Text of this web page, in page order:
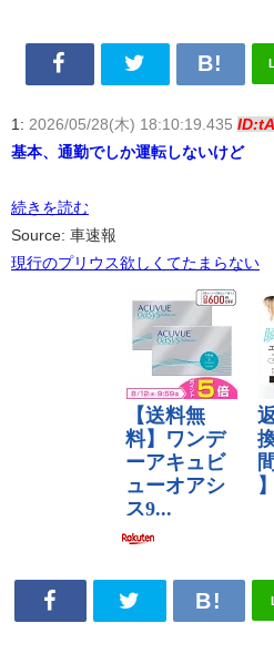
1: 2026/05/28(木) 18:10:19.435
基本、通勤でしか運転しないけど
続きを読む
Source: 車速報
現行のプリウス欲しくてたまらない